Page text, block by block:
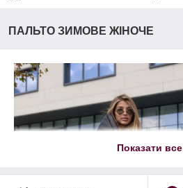
ПАЛЬТО ЗИМОВЕ ЖІНОЧЕ
Показати все